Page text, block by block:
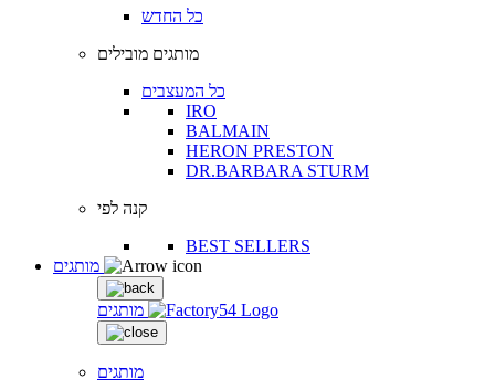
כל החדש
מותגים מובילים
כל המעצבים
IRO
BALMAIN
HERON PRESTON
DR.BARBARA STURM
קנה לפי
BEST SELLERS
מותגים
מותגים